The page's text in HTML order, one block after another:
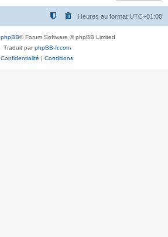
Heures au format UTC+01:00
phpBB® Forum Software © phpBB Limited
Traduit parphpBB-fr.com
Confidentialité | Conditions